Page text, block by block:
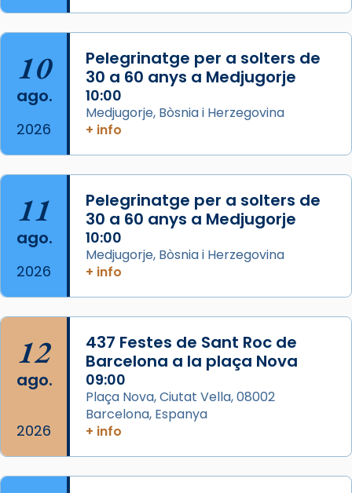
Jaume, fill de Zebedeu, és juntament amb el
seu germà Joan i Pere un dels que
acompanyava més de prop Jesús.
Segons el llibre dels Fets (12,2) fou el primer
apòstol màrtir, decapitat a Jerusalem per
Herodes Agripa (vers l'any 44).
Patró de Galícia, després de les invasions
musulmanes fou venerat com a patró dels
Regnes castellans i més tard de tota
Espanya.
View on Facebook · Share
10
ago.
2026
Pelegrinatge per a solters de
30 a 60 anys a Medjugorje
10:00
Medjugorje, Bòsnia i Herzegovina
+ info
11
ago.
2026
Pelegrinatge per a solters de
30 a 60 anys a Medjugorje
10:00
Medjugorje, Bòsnia i Herzegovina
+ info
12
ago.
2026
437 Festes de Sant Roc de
Barcelona a la plaça Nova
09:00
Plaça Nova, Ciutat Vella, 08002
Barcelona, Espanya
+ info